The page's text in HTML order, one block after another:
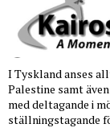
I Tyskland anses
Palestine samt
med deltagande i
ställningstagande